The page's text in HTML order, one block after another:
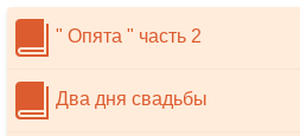
" Опята " часть 2
Два дня свадьбы